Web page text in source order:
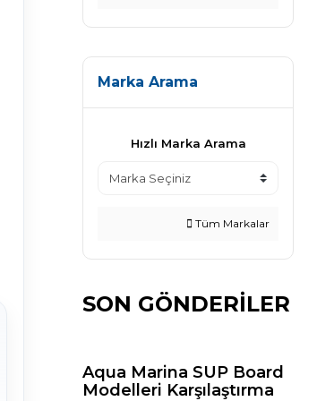
Marka Arama
Hızlı Marka Arama
Tüm Markalar
SON GÖNDERİLER
Aqua Marina SUP Board
Modelleri Karşılaştırma